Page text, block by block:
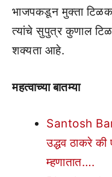
भाजपकडून मुक्ता टिळक
त्यांचे सुपुत्र कुणाल
शक्यता आहे.
महत्वाच्या बातम्या
Santosh
उद्धव ठाकरे
म्हणातात….